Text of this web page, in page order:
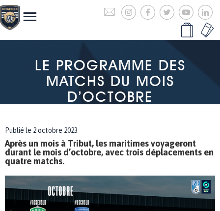
LE PROGRAMME DES
MATCHS DU MOIS
D’OCTOBRE
Publié le 2 octobre 2023
Après un mois à Tribut, les maritimes voyageront
durant le mois d’octobre, avec trois déplacements en
quatre matchs.